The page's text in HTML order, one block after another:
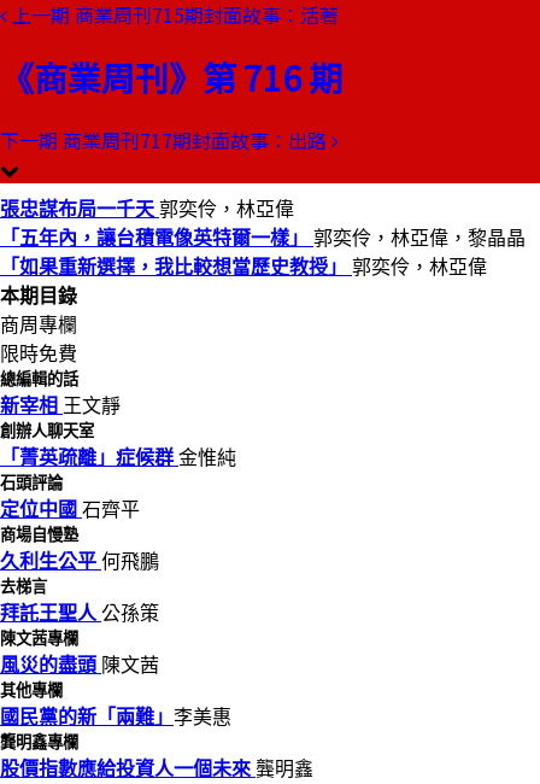
上一期 商業周刊715期封面故事：活著
《商業周刊》第 716 期
下一期 商業周刊717期封面故事：出路
本期目錄
張忠謀布局1000天
張忠謀布局一千天 郭奕伶，林亞偉
「五年內，讓台積電像英特爾一樣」 郭奕伶，林亞偉，黎晶晶
「如果重新選擇，我比較想當歷史教授」 郭奕伶，林亞偉
本期目錄
商周專欄
限時免費
總編輯的話
新宰相 王文靜
創辦人聊天室
「菁英疏離」症候群 金惟純
石頭評論
定位中國 石齊平
商場自慢塾
久利生公平 何飛鵬
去梯言
拜託王聖人 公孫策
陳文茜專欄
風災的盡頭 陳文茜
其他專欄
國民黨的新「兩難」 李美惠
龔明鑫專欄
股價指數應給投資人一個未來 龔明鑫